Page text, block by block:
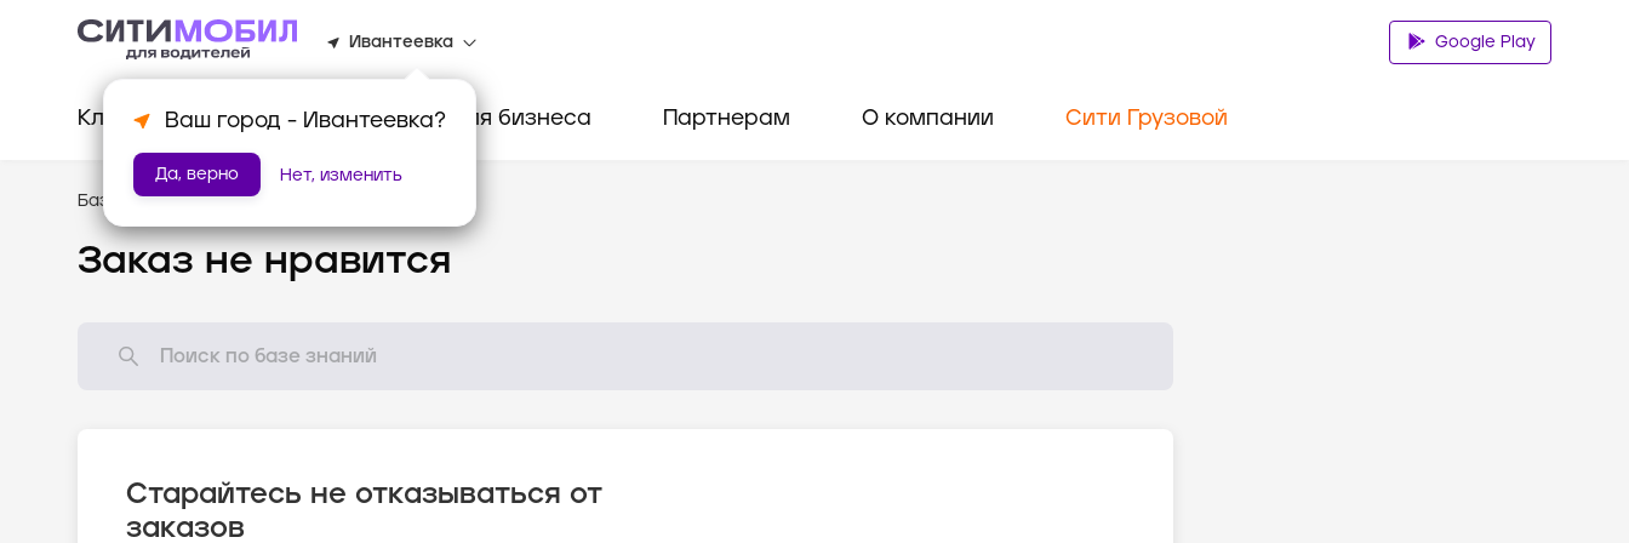
Ивантеевка
Ваш город - Ивантеевка?
Да, верно Нет, изменить
Google Play
Клиентам Водителям Для бизнеса Партнерам О компании Сити Грузовой
База знаний /Популярные вопросы
Заказ не нравится
Старайтесь не отказываться от
заказов